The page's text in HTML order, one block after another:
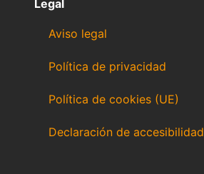
Legal
Aviso legal
Política de privacidad
Política de cookies (UE)
Declaración de accesibilidad